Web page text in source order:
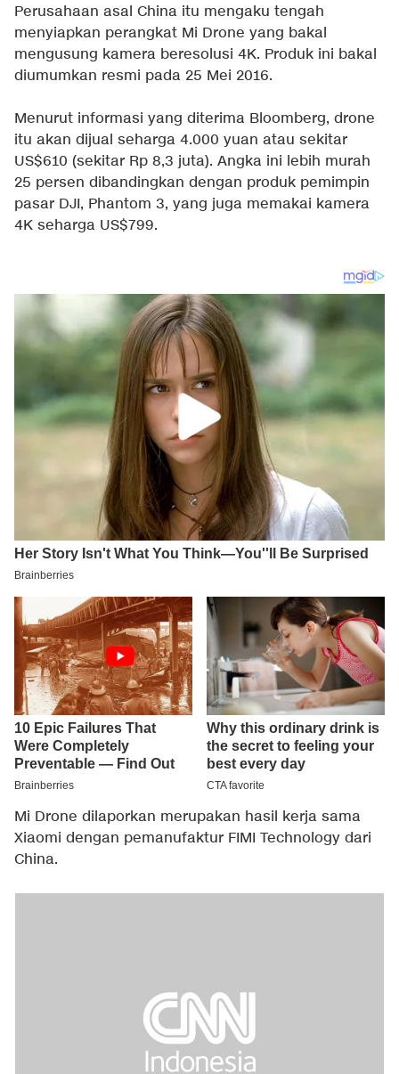
Perusahaan asal China itu mengaku tengah
menyiapkan perangkat Mi Drone yang bakal
mengusung kamera beresolusi 4K. Produk ini bakal
diumumkan resmi pada 25 Mei 2016.
Menurut informasi yang diterima Bloomberg, drone
itu akan dijual seharga 4.000 yuan atau sekitar
US$610 (sekitar Rp 8,3 juta). Angka ini lebih murah
25 persen dibandingkan dengan produk pemimpin
pasar DJI, Phantom 3, yang juga memakai kamera
4K seharga US$799.
Mi Drone dilaporkan merupakan hasil kerja sama
Xiaomi dengan pemanufaktur FIMI Technology dari
China.